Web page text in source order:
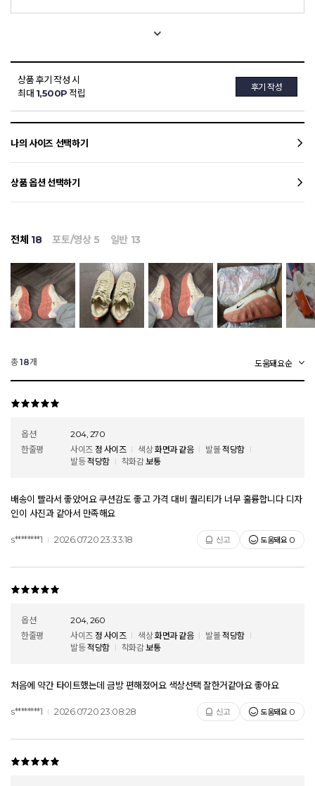
상품 후기 작성 시
최대 1,500P 적립
후기 작성
나의 사이즈 선택하기
상품 옵션 선택하기
전체 18 포토/영상 5 일반 13
총18개
옵션
204, 270
한줄평
사이즈 정 사이즈 색상 화면과 같음 발볼 적당함
발등 적당함 착화감 보통
배송이 빨라서 좋았어요 쿠션감도 좋고 가격 대비 퀄리티가 너무 훌륭합니다 디자
인이 사진과 같아서 만족해요
s********1 2026.07.20 23:33:18 신고 도움돼요 0
옵션
204, 260
한줄평
사이즈 정 사이즈 색상 화면과 같음 발볼 적당함
발등 적당함 착화감 보통
처음에 약간 타이트했는데 금방 편해졌어요 색상선택 잘한거같아요 좋아요
s********1 2026.07.20 23:08:28 신고 도움돼요 0